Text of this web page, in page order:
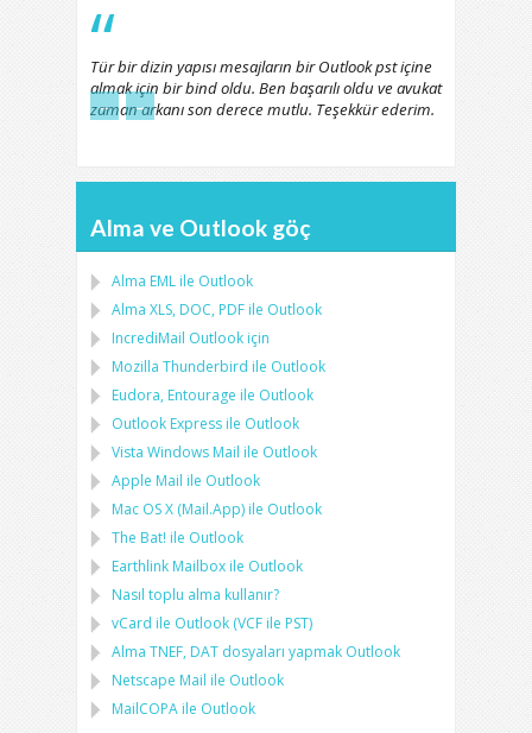
Tür bir dizin yapısı mesajların bir Outlook pst içine
almak için bir bind oldu. Ben başarılı oldu ve avukat
zaman arkanı son derece mutlu. Teşekkür ederim.
← →
Alma ve Outlook göç
Alma EML ile Outlook
Alma XLS, DOC, PDF ile Outlook
IncrediMail Outlook için
Mozilla Thunderbird ile Outlook
Eudora, Entourage ile Outlook
Outlook Express ile Outlook
Vista Windows Mail ile Outlook
Apple Mail ile Outlook
Mac OS X (Mail.App) ile Outlook
The Bat! ile Outlook
Earthlink Mailbox ile Outlook
Nasıl toplu alma kullanır?
vCard ile Outlook (VCF ile PST)
Alma TNEF, DAT dosyaları yapmak Outlook
Netscape Mail ile Outlook
MailCOPA ile Outlook